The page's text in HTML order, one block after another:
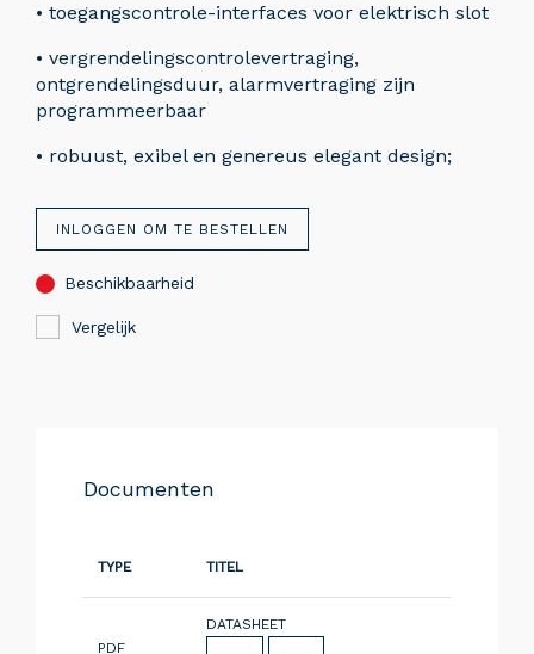
• toegangscontrole-interfaces voor elektrisch slot
• vergrendelingscontrolevertraging,
ontgrendelingsduur, alarmvertraging zijn
programmeerbaar
• robuust, exibel en genereus elegant design;
INLOGGEN OM TE BESTELLEN
Beschikbaarheid
Vergelijk
Documenten
TYPE TITEL
PDF
DATASHEET